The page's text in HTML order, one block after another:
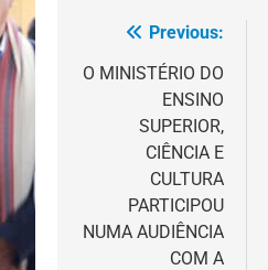
Navegação
de
artigos
Previous:
O MINISTÉRIO DO
ENSINO
SUPERIOR,
CIÊNCIA E
CULTURA
PARTICIPOU
NUMA AUDIÊNCIA
COM A